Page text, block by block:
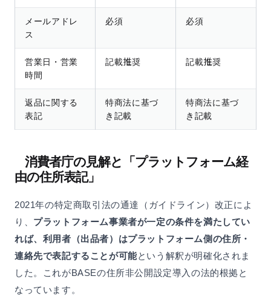
メールアドレ
ス
必須 必須
営業日・営業
時間
記載推奨 記載推奨
返品に関する
表記
特商法に基づ
き記載
特商法に基づ
き記載
消費者庁の見解と「プラットフォーム経
由の住所表記」
2021年の特定商取引法の通達（ガイドライン）改正によ
り、 プラットフォーム事業者が一定の条件を満たしてい
れば、利用者（出品者）はプラットフォーム側の住所・
連絡先で表記することが可能という解釈が明確化されま
した。これがBASEの住所非公開設定導入の法的根拠と
なっています。